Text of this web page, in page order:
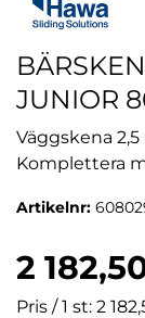
JUNIOR
Väggskena
Komplettera
Artikelnr:
2
Pris / 1 st: 2